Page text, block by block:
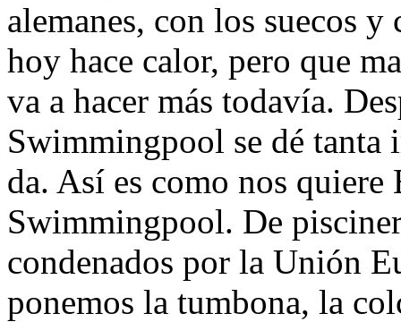
alemanes, con los suecos
hoy hace calor, pero que
va a hacer más todavía.
Swimmingpool se dé tanta
da. Así es como nos
Swimmingpool. De
condenados por la Unión
ponemos la tumbona, la